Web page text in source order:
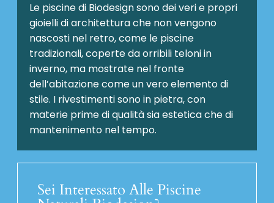
Le piscine di Biodesign sono dei veri e propri
gioielli di architettura che non vengono
nascosti nel retro, come le piscine
tradizionali, coperte da orribili teloni in
inverno, ma mostrate nel fronte
dell’abitazione come un vero elemento di
stile. I rivestimenti sono in pietra, con
materie prime di qualità sia estetica che di
mantenimento nel tempo.
Sei Interessato Alle Piscine